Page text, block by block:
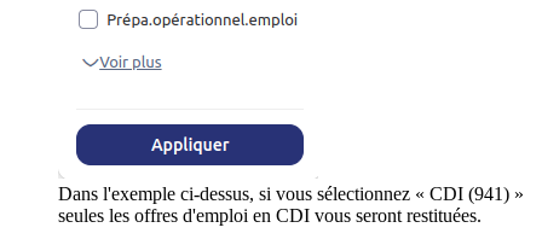
Dans l'exemple ci-dessus, si vous sélectionnez « CDI (941) »
seules les offres d'emploi en CDI vous seront restituées.